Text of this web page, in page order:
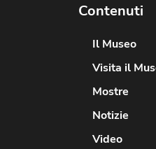
Contenuti
Il Museo
Visita il
Mostre
Notizie
Video